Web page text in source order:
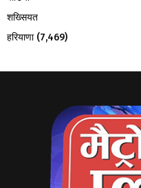
शख्सियत
हरियाणा(7,469)